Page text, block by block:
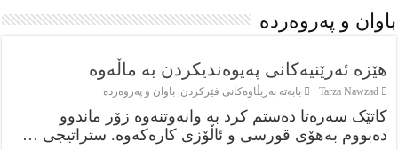
باوان و پەروەردە
هێزە ئەرێنیەکانی پەیوەندیکردن بە ماڵەوە
Tarza Nawzad بابەتە بەربڵاوەكانى فێركردن,باوان و پەروەردە
کاتێک سەرەتا دەستم کرد بە وانەوتنەوە زۆر ماندوو
دەبووم بەهۆی قورسی و ئاڵۆزی کارەکەوە. ستراتیجی …